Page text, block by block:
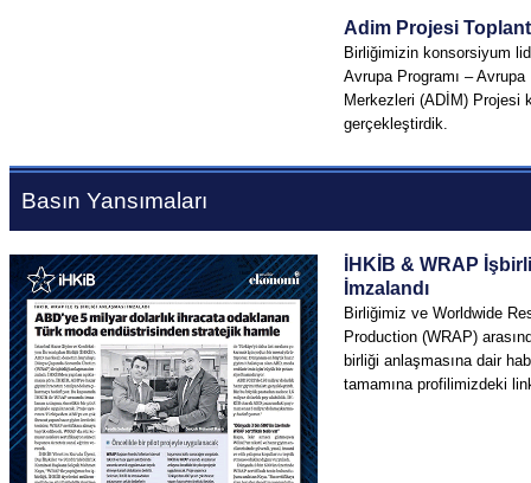
Adim Projesi
Birliğimizin konsorsiyum
Avrupa Programı –
Merkezleri (ADİM) Projesi
gerçekleştirdik.
Basın Yansımaları
İHKİB & WRAP
İmzalandı
Birliğimiz ve Worldwide
Production (WRAP)
birliği anlaşmasına dair
tamamına profilimizdeki